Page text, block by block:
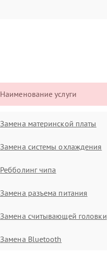
Наименование услуги
Замена материнской платы
Замена системы охлаждения
Ребболинг чипа
Замена разъема питания
Замена считывающей головки
Замена Bluetooth